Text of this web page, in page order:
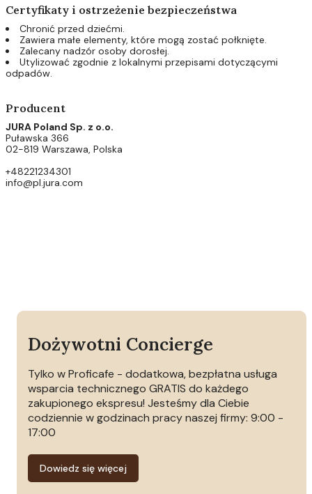
Certyfikaty i ostrzeżenie bezpieczeństwa
Chronić przed dziećmi.
Zawiera małe elementy, które mogą zostać połknięte.
Zalecany nadzór osoby dorosłej.
Utylizować zgodnie z lokalnymi przepisami dotyczącymi
odpadów.
Producent
JURA Poland Sp. z o.o.
Puławska 366
02-819 Warszawa, Polska
+48221234301
info@pl.jura.com
Dożywotni Concierge
Tylko w Proficafe - dodatkowa, bezpłatna usługa
wsparcia technicznego GRATIS do każdego
zakupionego ekspresu! Jesteśmy dla Ciebie
codziennie w godzinach pracy naszej firmy: 9:00 -
17:00
Dowiedz się więcej